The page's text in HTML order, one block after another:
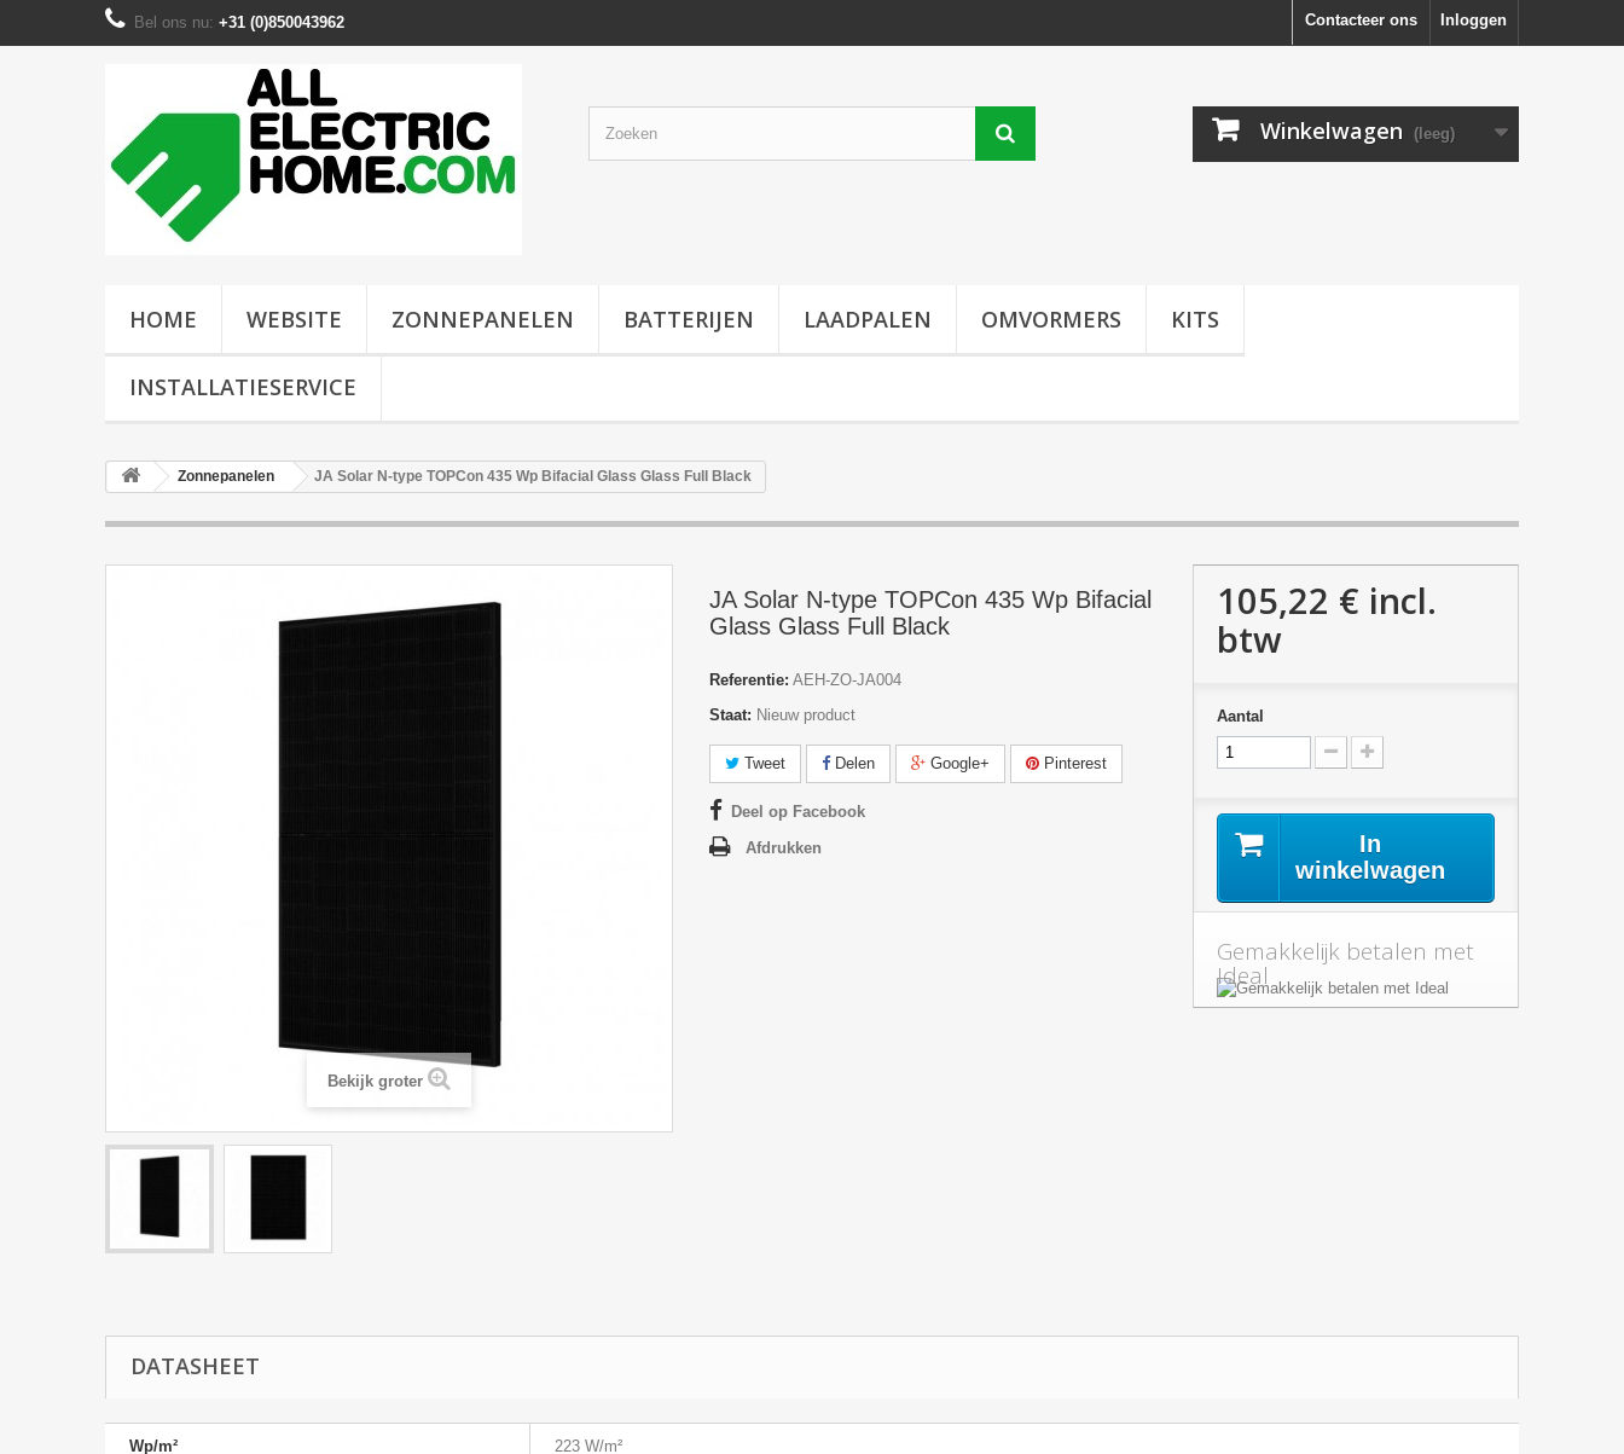
Inloggen
Contacteer ons
Bel ons nu: +31 (0)850043962
Winkelwagen (leeg)
HOME WEBSITE ZONNEPANELEN BATTERIJEN LAADPALEN OMVORMERS KITS
INSTALLATIESERVICE
Zonnepanelen JA Solar N-type TOPCon 435 Wp Bifacial Glass Glass Full Black
Bekijk groter
JA Solar N-type TOPCon 435 Wp Bifacial
Glass Glass Full Black
Referentie: AEH-ZO-JA004
Staat: Nieuw product
Tweet Delen Google+ Pinterest
Deel op Facebook
Afdrukken
105,22 € incl.
btw
Aantal
In
winkelwagen
Gemakkelijk betalen met
Ideal
DATASHEET
Wp/m² 223 W/m²